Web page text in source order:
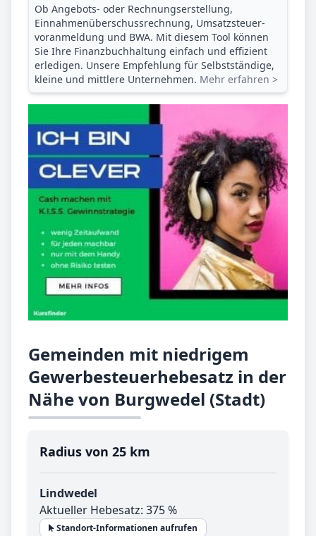
Ob Angebots- oder Rechnungserstellung,
Einnahmenüberschuss­rechnung, Umsatzsteuer­
voranmeldung und BWA. Mit diesem Tool können
Sie Ihre Finanz­buchhaltung einfach und effizient
erledigen. Unsere Empfehlung für Selbstständige,
kleine und mittlere Unternehmen. Mehr erfahren >
Gemeinden mit niedrigem
Gewerbesteuerhebesatz in der
Nähe von Burgwedel (Stadt)
Radius von 25 km
Lindwedel
Aktueller Hebesatz: 375 %
Standort-Informationen aufrufen